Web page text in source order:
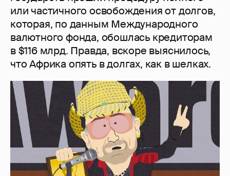
или частичного освобождения от долгов,
которая, по данным Международного
валютного фонда, обошлась кредиторам
в $116 млрд. Правда, вскоре выяснилось,
что Африка опять в долгах, как в шелках.